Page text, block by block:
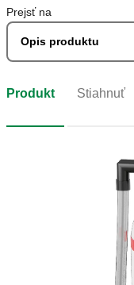
Prejsť na
Opis produktu
Produkt Stiahnuť